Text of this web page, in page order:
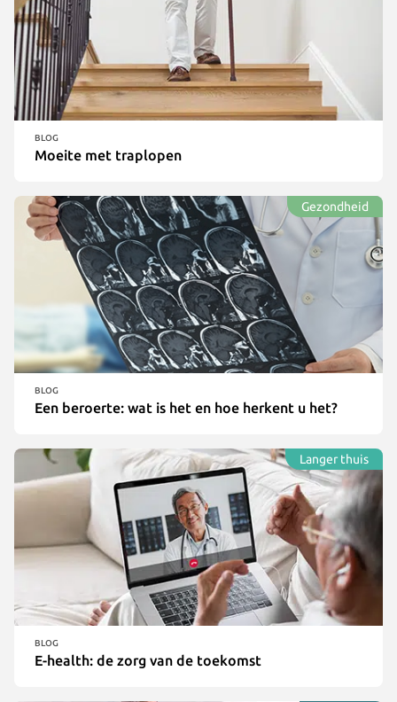
BLOG
Moeite met traplopen
Gezondheid
BLOG
Een beroerte: wat is het en hoe herkent u het?
Langer thuis
BLOG
E-health: de zorg van de toekomst